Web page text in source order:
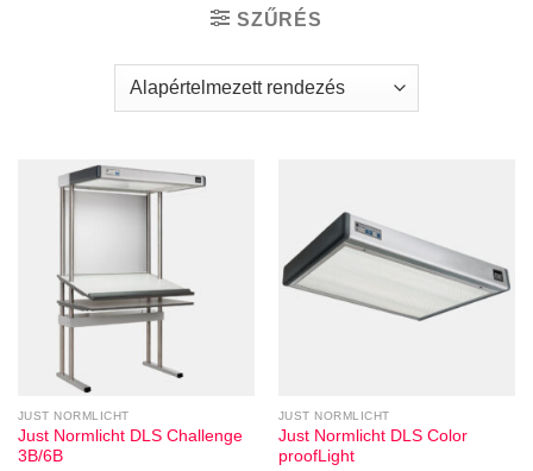
SZŰRÉS
JUST NORMLICHT
Just Normlicht DLS Challenge
3B/6B
JUST NORMLICHT
Just Normlicht DLS Color
proofLight